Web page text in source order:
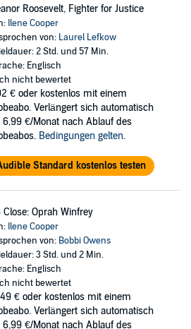
Roosevelt, Fighter for Justice
Ilene Cooper
von: Laurel Lefkow
2 Std. und 57 Min.
Englisch
nicht bewertet
€ oder kostenlos mit einem
Verlängert sich automatisch
6,99 €/Monat nach Ablauf des
Bedingungen gelten.
Standard kostenlos testen
Close: Oprah Winfrey
Ilene Cooper
von: Bobbi Owens
3 Std. und 2 Min.
Englisch
nicht bewertet
€ oder kostenlos mit einem
Verlängert sich automatisch
6,99 €/Monat nach Ablauf des